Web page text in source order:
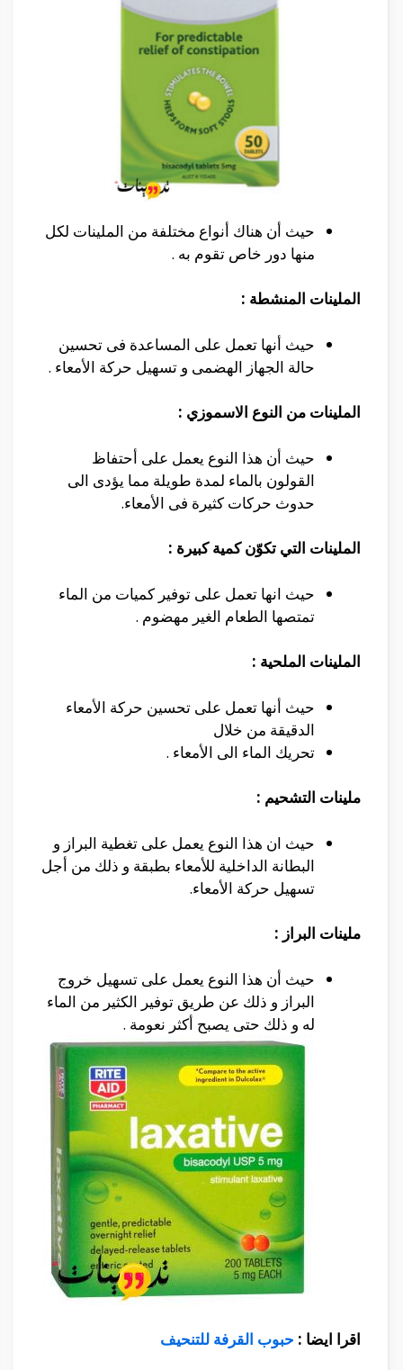
حيث أن هناك أنواع مختلفة من الملينات لكل
منها دور خاص تقوم به .
الملينات المنشطة :
حيث أنها تعمل على المساعدة فى تحسين
حالة الجهاز الهضمى و تسهيل حركة الأمعاء .
الملينات من النوع الاسموزي :
حيث أن هذا النوع يعمل على أحتفاظ
القولون بالماء لمدة طويلة مما يؤدى الى
حدوث حركات كثيرة فى الأمعاء.
الملينات التي تكوّن كمية كبيرة :
حيث انها تعمل على توفير كميات من الماء
تمتصها الطعام الغير مهضوم .
الملينات الملحية :
حيث أنها تعمل على تحسين حركة الأمعاء
الدقيقة من خلال
تحريك الماء الى الأمعاء .
ملينات التشحيم :
حيث ان هذا النوع يعمل على تغطية البراز و
البطانة الداخلية للأمعاء بطبقة و ذلك من أجل
تسهيل حركة الأمعاء.
ملينات البراز :
حيث أن هذا النوع يعمل على تسهيل خروج
البراز و ذلك عن طريق توفير الكثير من الماء
له و ذلك حتى يصبح أكثر نعومة .
اقرا ايضا : حبوب القرفة للتنحيف